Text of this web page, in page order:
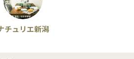
チュリエ新潟